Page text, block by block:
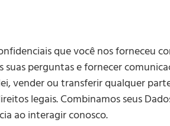
que você nos forneceu
perguntas e fornecer
vender ou transferir qualquer
legais. Combinamos seus
ao interagir conosco.